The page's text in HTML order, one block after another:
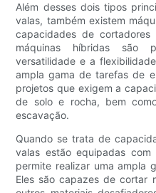
Além desses dois tipos
valas, também existem
capacidades de
máquinas híbridas são
versatilidade e a
ampla gama de tarefas de
projetos que exigem a
de solo e rocha, bem
escavação.
Quando se trata de
valas estão equipadas
permite realizar uma ampla
Eles são capazes de cortar